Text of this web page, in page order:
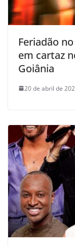
Feriadão
em cartaz
Goiânia
20 de abril de